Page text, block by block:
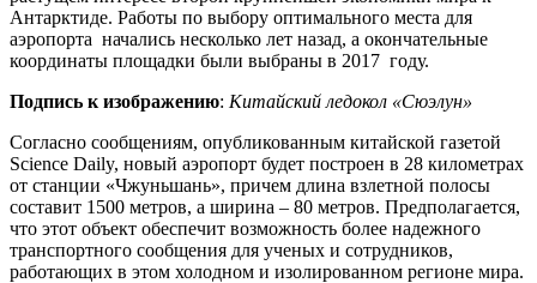
Антарктиде. Работы по выбору оптимального места для
аэропорта начались несколько лет назад, а окончательные
координаты площадки были выбраны в 2017 году.
Подпись к изображению: Китайский ледокол «Сюэлун»
Согласно сообщениям, опубликованным китайской газетой
Science Daily, новый аэропорт будет построен в 28 километрах
от станции «Чжуньшань», причем длина взлетной полосы
составит 1500 метров, а ширина – 80 метров. Предполагается,
что этот объект обеспечит возможность более надежного
транспортного сообщения для ученых и сотрудников,
работающих в этом холодном и изолированном регионе мира.